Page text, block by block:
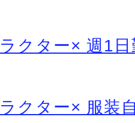
クター× 週1
クター× 服装